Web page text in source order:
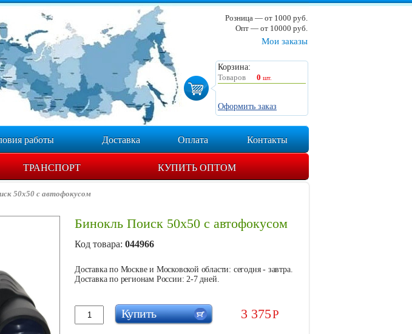
Мои заказы
Корзина:
Товаров
0 шт.
Оформить заказ
Розница — от 1000 руб.
Опт — от 10000 руб.
работы Доставка Оплата Контакты
ТРАНСПОРТ КУПИТЬ ОПТОМ
50х50 с автофокусом
Бинокль Поиск 50х50 с автофокусом
Код товара: 044966
Доставка по Москве и Московской области: сегодня - завтра.
Доставка по регионам России: 2-7 дней.
3 375Р
Купить